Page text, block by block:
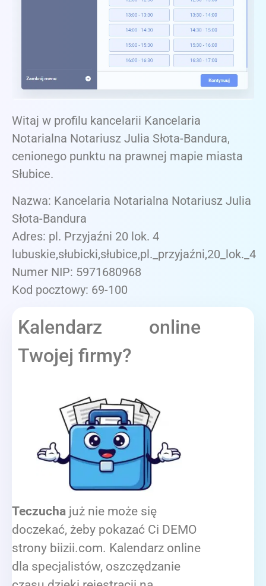
Witaj w profilu kancelarii Kancelaria
Notarialna Notariusz Julia Słota-Bandura,
cenionego punktu na prawnej mapie miasta
Słubice.
Nazwa: Kancelaria Notarialna Notariusz Julia
Słota-Bandura
Adres: pl. Przyjaźni 20 lok. 4
lubuskie,słubicki,słubice,pl._przyjaźni,20_lok._4
Numer NIP: 5971680968
Kod pocztowy: 69-100
Kalendarz online
Twojej firmy?
Teczucha już nie może się
doczekać, żeby pokazać Ci DEMO
strony biizii.com. Kalendarz online
dla specjalistów, oszczędzanie